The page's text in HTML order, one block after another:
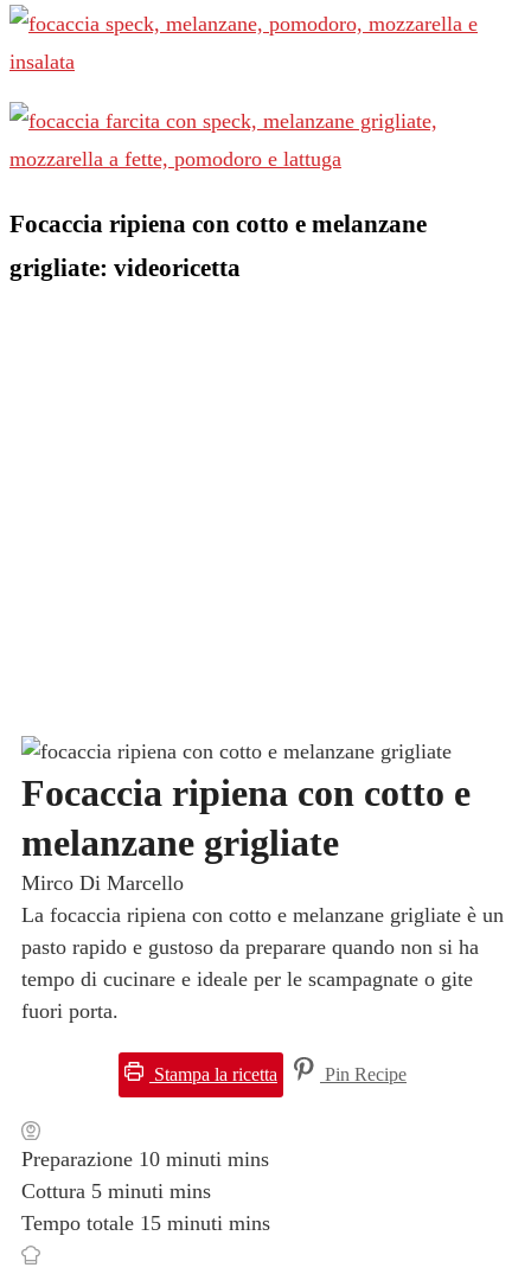
Focaccia ripiena con cotto e melanzane
grigliate: videoricetta
Focaccia ripiena con cotto e
melanzane grigliate
Mirco Di Marcello
La focaccia ripiena con cotto e melanzane grigliate è un
pasto rapido e gustoso da preparare quando non si ha
tempo di cucinare e ideale per le scampagnate o gite
fuori porta.
Stampa la ricetta Pin Recipe
Preparazione 10 minuti mins
Cottura 5 minuti mins
Tempo totale 15 minuti mins